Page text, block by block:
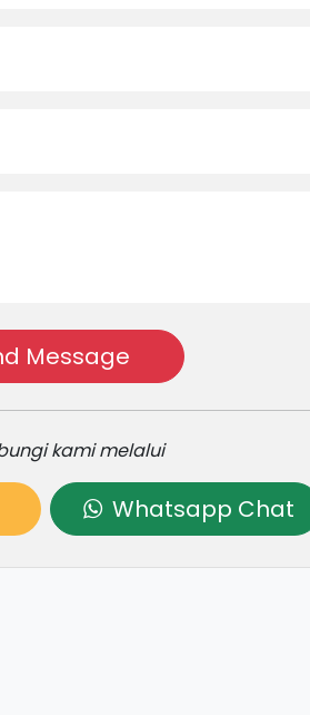
Message
kami melalui
Whatsapp Chat